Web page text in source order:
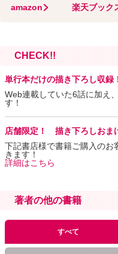
amazon 楽天ブック
CHECK!!
単行本だけの描き下ろし収録
Web連載していた6話に加え
す！
店舗限定！ 描き下ろしおま
下記書店様で書籍ご購入のお
きます！
詳細はこちら
著者の他の書籍
すべて